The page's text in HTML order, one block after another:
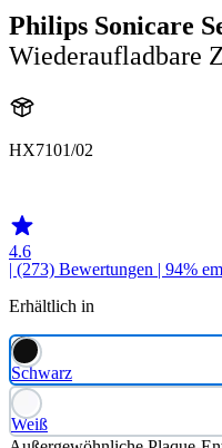
Philips Sonicare
Wiederaufladbare
HX7101/02
4.6
| (273) Bewertungen | 94%
Erhältlich in
Schwarz
Weiß